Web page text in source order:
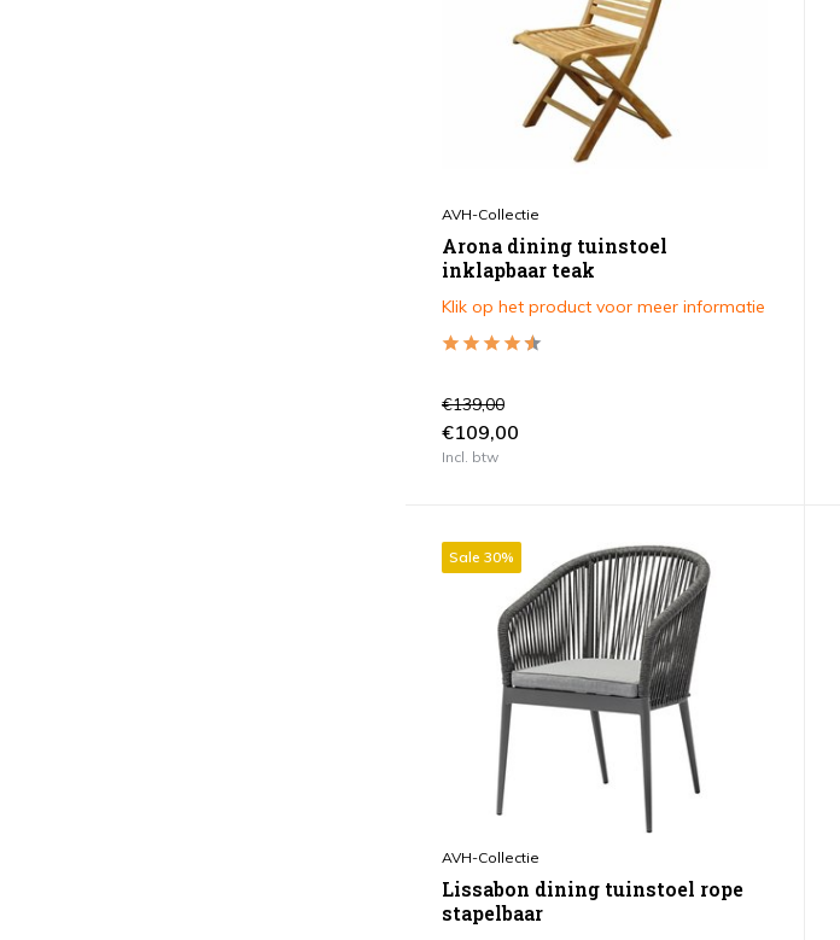
AVH-Collectie
Arona dining tuinstoel
inklapbaar teak
Klik op het product voor meer informatie
€139,00
€109,00
Incl. btw
Sale 30%
AVH-Collectie
Lissabon dining tuinstoel rope
stapelbaar